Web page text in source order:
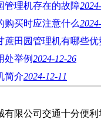
管理机存在的故障
购买时应注意什么
蔗田园管理机有哪些优
处举例2024-12-26
简介2024-12-11
限公司交通十分便利